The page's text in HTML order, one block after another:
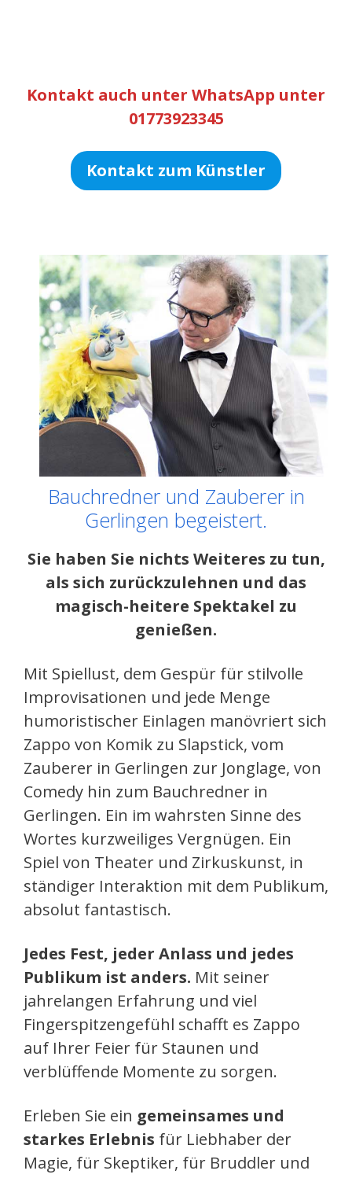
Kontakt auch unter WhatsApp unter
01773923345
Kontakt zum Künstler
Bauchredner und Zauberer in
Gerlingen begeistert.
Sie haben Sie nichts Weiteres zu tun,
als sich zurückzulehnen und das
magisch-heitere Spektakel zu
genießen.
Mit Spiellust, dem Gespür für stilvolle
Improvisationen und jede Menge
humoristischer Einlagen manövriert sich
Zappo von Komik zu Slapstick, vom
Zauberer in Gerlingen zur Jonglage, von
Comedy hin zum Bauchredner in
Gerlingen. Ein im wahrsten Sinne des
Wortes kurzweiliges Vergnügen. Ein
Spiel von Theater und Zirkuskunst, in
ständiger Interaktion mit dem Publikum,
absolut fantastisch.
Jedes Fest, jeder Anlass und jedes
Publikum ist anders. Mit seiner
jahrelangen Erfahrung und viel
Fingerspitzengefühl schafft es Zappo
auf Ihrer Feier für Staunen und
verblüffende Momente zu sorgen.
Erleben Sie ein gemeinsames und
starkes Erlebnis für Liebhaber der
Magie, für Skeptiker, für Bruddler und